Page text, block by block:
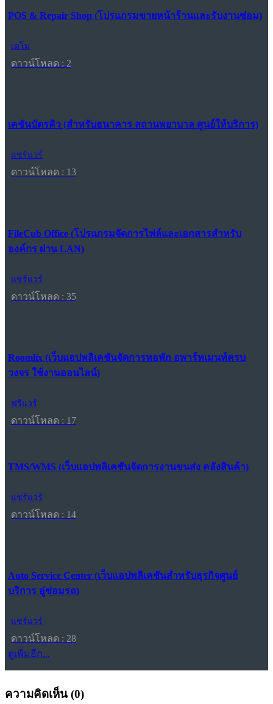
POS & Repair Shop (โปรแกรมขายหน้าร้านและรับงานซ่อม)
เดโม
ดาวน์โหลด : 2
เคชันบัตรคิว (สำหรับธนาคาร สถานพยาบาล ศูนย์ให้บริการ)
แชร์แวร์
ดาวน์โหลด : 13
FileCub Office (โปรแกรมจัดการไฟล์และเอกสารสำหรับ
องค์กร ผ่าน LAN)
แชร์แวร์
ดาวน์โหลด : 35
Roomlix (เว็บแอปพลิเคชันจัดการหอพัก อพาร์ทเมนท์ครบ
วงจร ใช้งานออนไลน์)
ฟรีแวร์
ดาวน์โหลด : 17
TMS/WMS (เว็บแอปพลิเคชันจัดการงานขนส่ง คลังสินค้า)
แชร์แวร์
ดาวน์โหลด : 14
Auto Service Center (เว็บแอปพลิเคชันสำหรับธุรกิจศูนย์
บริการ อู่ซ่อมรถ)
แชร์แวร์
ดาวน์โหลด : 28
ดูเพิ่มอีก...
ความคิดเห็น (0)